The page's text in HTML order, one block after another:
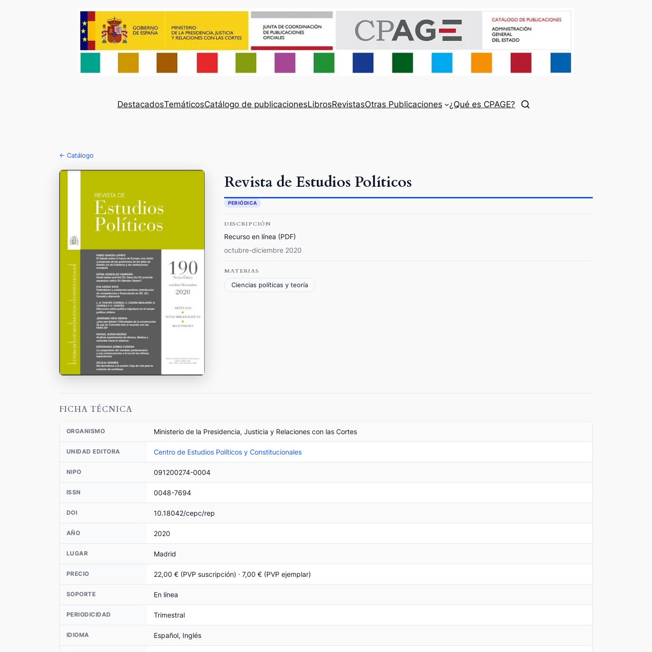
DestacadosTemáticosCatálogo de publicacionesLibrosRevistasOtras Publicaciones ¿Qué es CPAGE?
← Catálogo
Revista de Estudios Políticos
PERIÓDICA
DESCRIPCIÓN
Recurso en línea (PDF)
octubre-diciembre 2020
MATERIAS
Ciencias políticas y teoría
FICHA TÉCNICA
ORGANISMO Ministerio de la Presidencia, Justicia y Relaciones con las Cortes
UNIDAD EDITORA Centro de Estudios Políticos y Constitucionales
NIPO 091200274-0004
ISSN 0048-7694
DOI 10.18042/cepc/rep
AÑO 2020
LUGAR Madrid
PRECIO 22,00 € (PVP suscripción) · 7,00 € (PVP ejemplar)
SOPORTE En línea
PERIODICIDAD Trimestral
IDIOMA Español, Inglés